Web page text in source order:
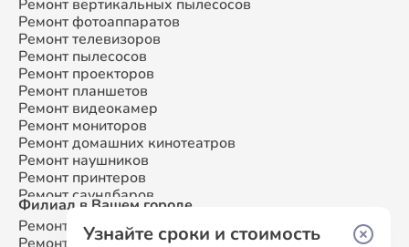
Ремонт сплит-систем
Ремонт вертикальных пылесосов
Ремонт фотоаппаратов
Ремонт телевизоров
Ремонт пылесосов
Ремонт проекторов
Ремонт планшетов
Ремонт видеокамер
Ремонт мониторов
Ремонт домашних кинотеатров
Ремонт наушников
Ремонт принтеров
Ремонт саундбаров
Ремонт VR систем
Ремонт сабвуферов
Филиал в Вашем городе
Ремонт SamsungМосква
Ремонт SamsungСанкт-Петербург
Узнайте сроки и стоимость